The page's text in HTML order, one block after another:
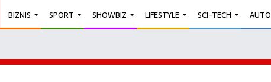
BIZNIS SPORT SHOWBIZ LIFESTYLE SCI-TECH AUTO